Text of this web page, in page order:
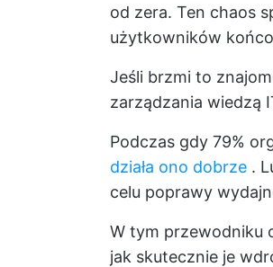
od zera. Ten chaos
użytkowników
Jeśli brzmi to
zarządzania wiedzą
Podczas gdy 79%
działa ono dobrze .
celu poprawy
W tym przewodniku
jak skutecznie je